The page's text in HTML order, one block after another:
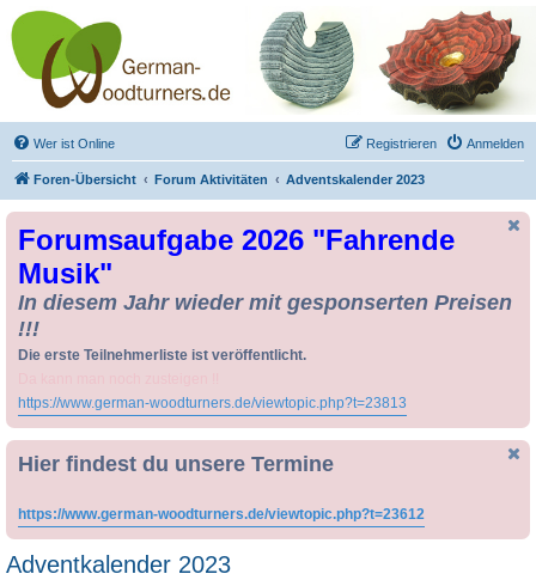
Drechseln und
Kunsthandwerk -
German-Woodturners
*Forum Sauerland*
Der Treffpunkt für Drechsler und Freunde des Kunsthandwerks
Wer ist Online Anmelden
Registrieren
Foren-Übersicht Forum Aktivitäten Adventskalender 2023
Forumsaufgabe 2026 "Fahrende
Musik"
In diesem Jahr wieder mit gesponserten Preisen
!!!
Die erste Teilnehmerliste ist veröffentlicht.
https://www.german-woodturners.de/viewtopic.php?t=23813
Hier findest du unsere Termine
https://www.german-woodturners.de/viewtopic.php?t=23612
Adventkalender 2023